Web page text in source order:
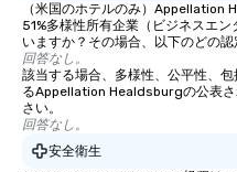
（米国のホテルのみ）Appellation
51%多様性所有企業（ビジネスエ
いますか？その場合、以下のどの
回答なし。
該当する場合、多様性、公平性、
るAppellation Healdsburgの公表
さい。
回答なし。
安全衛生